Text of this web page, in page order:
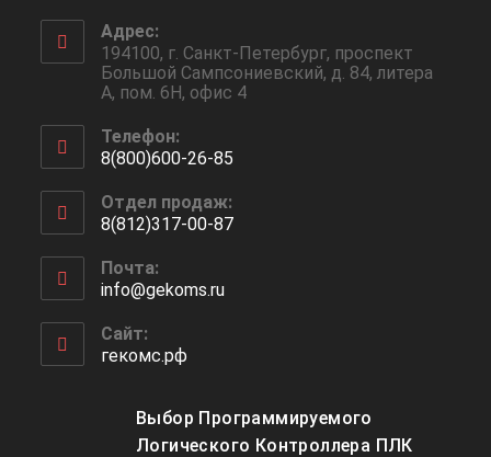
Адрес:
194100, г. Санкт-Петербург, проспект
Большой Сампсониевский, д. 84, литера
А, пом. 6Н, офис 4
Телефон:
8(800)600-26-85
Отдел продаж:
8(812)317-00-87
Почта:
info@gekoms.ru
Сайт:
гекомс.рф
Выбор Программируемого
Логического Контроллера ПЛК